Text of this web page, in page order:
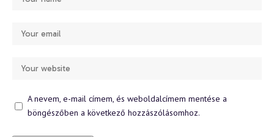
A nevem, e-mail címem, és weboldalcímem mentése a
böngészőben a következő hozzászólásomhoz.